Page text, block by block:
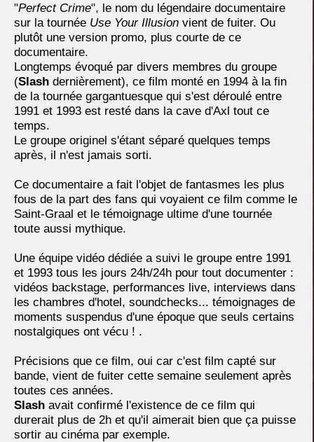
"Perfect Crime", le nom du légendaire documentaire
sur la tournée Use Your Illusion vient de fuiter. Ou
plutôt une version promo, plus courte de ce
documentaire.
Longtemps évoqué par divers membres du groupe
(Slash dernièrement), ce film monté en 1994 à la fin
de la tournée gargantuesque qui s'est déroulé entre
1991 et 1993 est resté dans la cave d'Axl tout ce
temps.
Le groupe originel s'étant séparé quelques temps
après, il n'est jamais sorti.
Ce documentaire a fait l'objet de fantasmes les plus
fous de la part des fans qui voyaient ce film comme le
Saint-Graal et le témoignage ultime d'une tournée
toute aussi mythique.
Une équipe vidéo dédiée a suivi le groupe entre 1991
et 1993 tous les jours 24h/24h pour tout documenter :
vidéos backstage, performances live, interviews dans
les chambres d'hotel, soundchecks... témoignages de
moments suspendus d'une époque que seuls certains
nostalgiques ont vécu ! .
Précisions que ce film, oui car c'est film capté sur
bande, vient de fuiter cette semaine seulement après
toutes ces années.
Slash avait confirmé l'existence de ce film qui
durerait plus de 2h et qu'il aimerait bien que ça puisse
sortir au cinéma par exemple.